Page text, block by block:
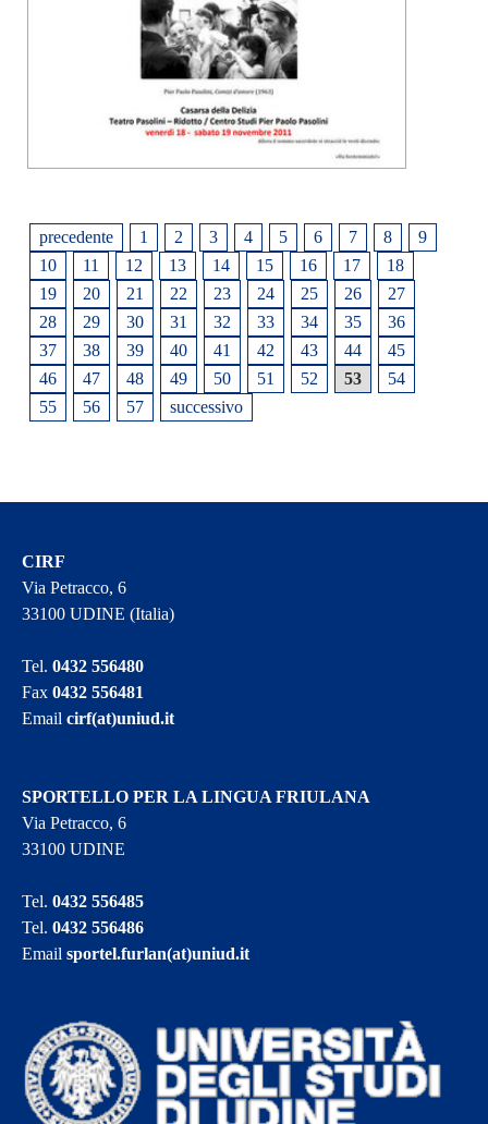
precedente 1 2 3 4 5 6 7 8
9
10
11 12 13 14 15 16 17
18
19
20 21 22 23 24 25 26
27
28
29 30 31 32 33 34 35
36
37
38 39 40 41 42 43 44
45
46
47 48 49 50 51 52 53
54
55
56 57 successivo
CIRF
Via Petracco, 6
33100 UDINE (Italia)
Tel.0432 556480
Fax0432 556481
Emailcirf(at)uniud.it
SPORTELLO PER LA LINGUA FRIULANA
Via Petracco, 6
33100 UDINE
Tel.0432 556485
Tel.0432 556486
Emailsportel.furlan(at)uniud.it